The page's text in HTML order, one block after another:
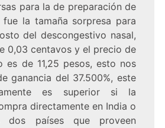
para la de preparación de
fue la tamaña sorpresa para
del descongestivo nasal,
0,03 centavos y el precio de
es de 11,25 pesos, esto nos
ganancia del 37.500%, este
es superior si la
directamente en India o
dos países que proveen